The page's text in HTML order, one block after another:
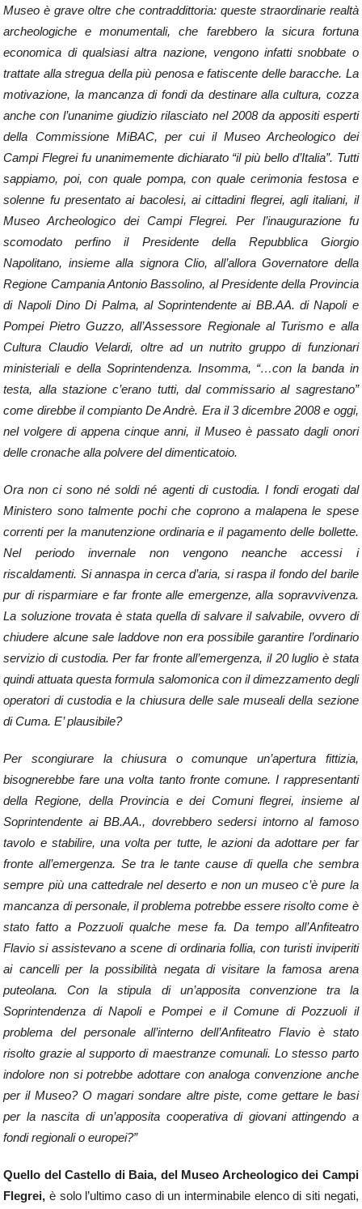
Museo è grave oltre che contraddittoria: queste straordinarie realtà
archeologiche e monumentali, che farebbero la sicura fortuna
economica di qualsiasi altra nazione, vengono infatti snobbate o
trattate alla stregua della più penosa e fatiscente delle baracche. La
motivazione, la mancanza di fondi da destinare alla cultura, cozza
anche con l’unanime giudizio rilasciato nel 2008 da appositi esperti
della Commissione MiBAC, per cui il Museo Archeologico dei
Campi Flegrei fu unanimemente dichiarato “il più bello d’Italia”. Tutti
sappiamo, poi, con quale pompa, con quale cerimonia festosa e
solenne fu presentato ai bacolesi, ai cittadini flegrei, agli italiani, il
Museo Archeologico dei Campi Flegrei. Per l’inaugurazione fu
scomodato perfino il Presidente della Repubblica Giorgio
Napolitano, insieme alla signora Clio, all’allora Governatore della
Regione Campania Antonio Bassolino, al Presidente della Provincia
di Napoli Dino Di Palma, al Soprintendente ai BB.AA. di Napoli e
Pompei Pietro Guzzo, all’Assessore Regionale al Turismo e alla
Cultura Claudio Velardi, oltre ad un nutrito gruppo di funzionari
ministeriali e della Soprintendenza. Insomma, “…con la banda in
testa, alla stazione c’erano tutti, dal commissario al sagrestano”
come direbbe il compianto De Andrè. Era il 3 dicembre 2008 e oggi,
nel volgere di appena cinque anni, il Museo è passato dagli onori
delle cronache alla polvere del dimenticatoio.
Ora non ci sono né soldi né agenti di custodia. I fondi erogati dal
Ministero sono talmente pochi che coprono a malapena le spese
correnti per la manutenzione ordinaria e il pagamento delle bollette.
Nel periodo invernale non vengono neanche accessi i
riscaldamenti. Si annaspa in cerca d’aria, si raspa il fondo del barile
pur di risparmiare e far fronte alle emergenze, alla sopravvivenza.
La soluzione trovata è stata quella di salvare il salvabile, ovvero di
chiudere alcune sale laddove non era possibile garantire l’ordinario
servizio di custodia. Per far fronte all’emergenza, il 20 luglio è stata
quindi attuata questa formula salomonica con il dimezzamento degli
operatori di custodia e la chiusura delle sale museali della sezione
di Cuma. E’ plausibile?
Per scongiurare la chiusura o comunque un’apertura fittizia,
bisognerebbe fare una volta tanto fronte comune. I rappresentanti
della Regione, della Provincia e dei Comuni flegrei, insieme al
Soprintendente ai BB.AA., dovrebbero sedersi intorno al famoso
tavolo e stabilire, una volta per tutte, le azioni da adottare per far
fronte all’emergenza. Se tra le tante cause di quella che sembra
sempre più una cattedrale nel deserto e non un museo c’è pure la
mancanza di personale, il problema potrebbe essere risolto come è
stato fatto a Pozzuoli qualche mese fa. Da tempo all’Anfiteatro
Flavio si assistevano a scene di ordinaria follia, con turisti inviperiti
ai cancelli per la possibilità negata di visitare la famosa arena
puteolana. Con la stipula di un’apposita convenzione tra la
Soprintendenza di Napoli e Pompei e il Comune di Pozzuoli il
problema del personale all’interno dell’Anfiteatro Flavio è stato
risolto grazie al supporto di maestranze comunali. Lo stesso parto
indolore non si potrebbe adottare con analoga convenzione anche
per il Museo? O magari sondare altre piste, come gettare le basi
per la nascita di un’apposita cooperativa di giovani attingendo a
fondi regionali o europei?”
Quello del Castello di Baia, del Museo Archeologico dei Campi
Flegrei, è solo l’ultimo caso di un interminabile elenco di siti negati,